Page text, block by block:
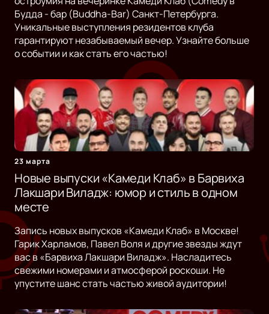
Будда - бар (Buddha-Bar) Санкт-Петербурга.
Уникальные выступления резидентов клуба
гарантируют незабываемый вечер. Узнайте больше
о событии и как стать его частью!
23 марта
Новые выпуски «Камеди Клаб» в Барвиха
Лакшари Виладж: юмор и стиль в одном
месте
Запись новых выпусков «Камеди Клаб» в Москве!
Гарик Харламов, Павел Воля и другие звезды ждут
вас в «Барвиха Лакшари Виладж». Насладитесь
свежими номерами и атмосферой роскоши. Не
упустите шанс стать частью живой аудитории!